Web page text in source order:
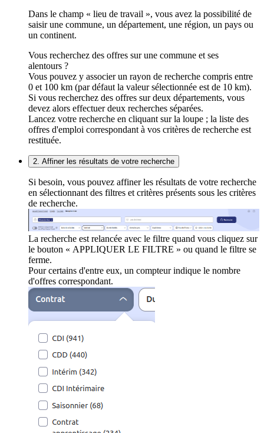
Dans le champ « lieu de travail », vous avez la possibilité de
saisir une commune, un département, une région, un pays ou
un continent.
Vous recherchez des offres sur une commune et ses
alentours ?
Vous pouvez y associer un rayon de recherche compris entre
0 et 100 km (par défaut la valeur sélectionnée est de 10 km).
Si vous recherchez des offres sur deux départements, vous
devez alors effectuer deux recherches séparées.
Lancez votre recherche en cliquant sur la loupe ; la liste des
offres d'emploi correspondant à vos critères de recherche est
restituée.
2. Affiner les résultats de votre recherche
Si besoin, vous pouvez affiner les résultats de votre recherche
en sélectionnant des filtres et critères présents sous les critères
de recherche.
La recherche est relancée avec le filtre quand vous cliquez sur
le bouton « APPLIQUER LE FILTRE » ou quand le filtre se
ferme.
Pour certains d'entre eux, un compteur indique le nombre
d'offres correspondant.